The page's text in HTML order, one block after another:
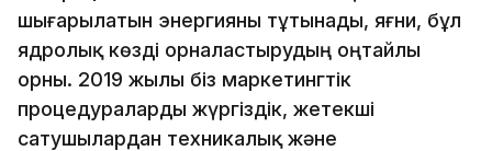
шығарылатын энергияны тұтынады, яғни, бұл
ядролық көзді орналастырудың оңтайлы
орны. 2019 жылы біз маркетингтік
процедураларды жүргіздік, жетекші
сатушылардан техникалық және